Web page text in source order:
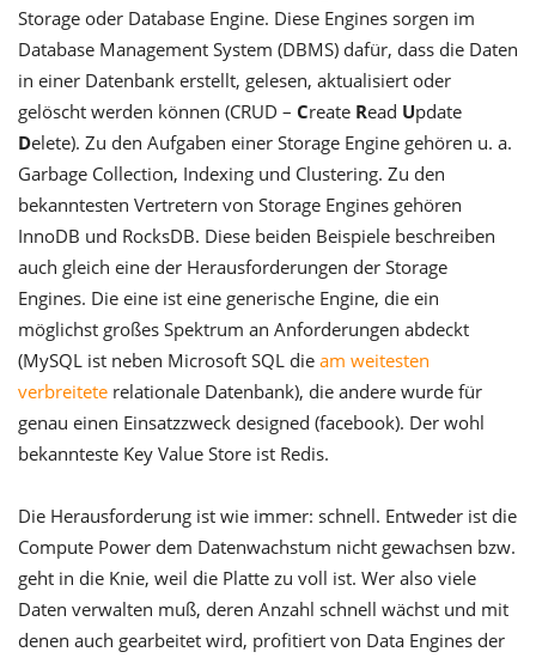
Storage oder Database Engine. Diese Engines sorgen im
Database Management System (DBMS) dafür, dass die Daten
in einer Datenbank erstellt, gelesen, aktualisiert oder
gelöscht werden können (CRUD – Create Read Update
Delete). Zu den Aufgaben einer Storage Engine gehören u. a.
Garbage Collection, Indexing und Clustering. Zu den
bekanntesten Vertretern von Storage Engines gehören
InnoDB und RocksDB. Diese beiden Beispiele beschreiben
auch gleich eine der Herausforderungen der Storage
Engines. Die eine ist eine generische Engine, die ein
möglichst großes Spektrum an Anforderungen abdeckt
(MySQL ist neben Microsoft SQL die am weitesten
verbreitete relationale Datenbank), die andere wurde für
genau einen Einsatzzweck designed (facebook). Der wohl
bekannteste Key Value Store ist Redis.
Die Herausforderung ist wie immer: schnell. Entweder ist die
Compute Power dem Datenwachstum nicht gewachsen bzw.
geht in die Knie, weil die Platte zu voll ist. Wer also viele
Daten verwalten muß, deren Anzahl schnell wächst und mit
denen auch gearbeitet wird, profitiert von Data Engines der